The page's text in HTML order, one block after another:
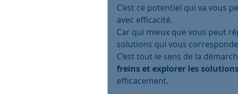
C’est ce potentiel qui va vous
avec efficacité.
Car qui mieux que vous peut
solutions qui vous
C’est tout le sens de la
freins et explorer les
efficacement.